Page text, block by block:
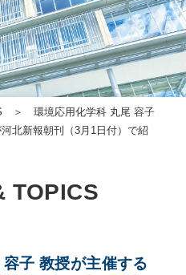
＞ 環境応用化学科 丸尾 容子
北新報朝刊（3月1日付）で紹
TOPICS
子 教授が主催する